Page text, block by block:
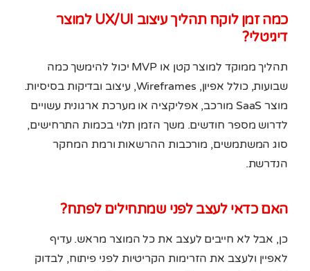
כמה זמן לוקח תהליך עיצוב UX/UI למוצר
דיגיטלי?
תהליך ממוקד למוצר קטן או MVP יכול להימשך כמה
שבועות, כולל אפיון, Wireframes, עיצוב ובדיקות בסיסיות.
מוצר SaaS מורכב, אפליקציה או מערכת ארגונית עשויים
לדרוש מספר חודשים. משך הזמן תלוי בכמות התרחישים,
סוג המשתמשים, מורכבות ההרשאות ורמת המחקר
הנדרשת.
האם כדאי לעצב לפני שמתחילים לפתח?
כן, אבל לא חייבים לעצב את כל המוצר מראש. עדיף
לאפיין ולעצב את הזרימות הקריטיות לפני פיתוח, לבדוק